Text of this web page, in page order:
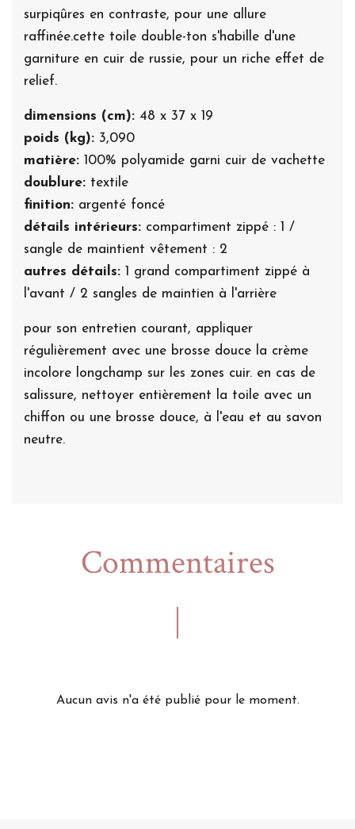
surpiqûres en contraste, pour une allure
raffinée.cette toile double-ton s'habille d'une
garniture en cuir de russie, pour un riche effet de
relief.
dimensions (cm): 48 x 37 x 19
poids (kg): 3,090
matière: 100% polyamide garni cuir de vachette
doublure: textile
finition: argenté foncé
détails intérieurs: compartiment zippé : 1 /
sangle de maintient vêtement : 2
autres détails: 1 grand compartiment zippé à
l'avant / 2 sangles de maintien à l'arrière
pour son entretien courant, appliquer
régulièrement avec une brosse douce la crème
incolore longchamp sur les zones cuir. en cas de
salissure, nettoyer entièrement la toile avec un
chiffon ou une brosse douce, à l'eau et au savon
neutre.
Commentaires
Aucun avis n'a été publié pour le moment.